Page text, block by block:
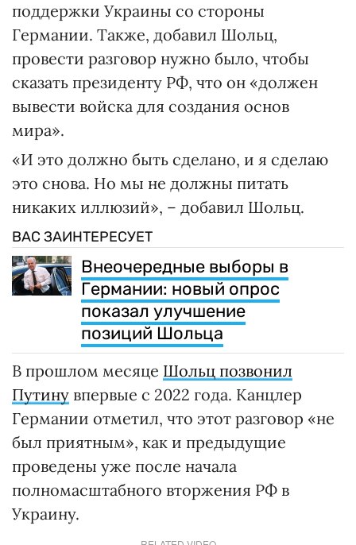
поддержки Украины со стороны
Германии. Также, добавил Шольц,
провести разговор нужно было, чтобы
сказать президенту РФ, что он «должен
вывести войска для создания основ
мира».
«И это должно быть сделано, и я сделаю
это снова. Но мы не должны питать
никаких иллюзий», – добавил Шольц.
ВАС ЗАИНТЕРЕСУЕТ
Внеочередные выборы в
Германии: новый опрос
показал улучшение
позиций Шольца
В прошлом месяце Шольц позвонил
Путину впервые с 2022 года. Канцлер
Германии отметил, что этот разговор «не
был приятным», как и предыдущие
проведены уже после начала
полномасштабного вторжения РФ в
Украину.